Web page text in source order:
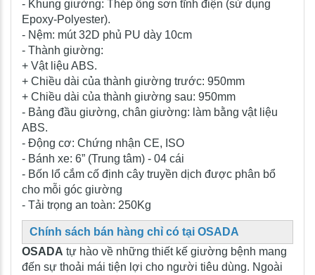
- Khung giường: Thép ống sơn tĩnh điện (sử dụng
Epoxy-Polyester).
- Nệm: mút 32D phủ PU dày 10cm
- Thành giường:
+ Vật liệu ABS.
+ Chiều dài của thành giường trước: 950mm
+ Chiều dài của thành giường sau: 950mm
- Bảng đầu giường, chân giường: làm bằng vật liệu
ABS.
- Động cơ: Chứng nhận CE, ISO
- Bánh xe: 6” (Trung tâm) - 04 cái
- Bốn lổ cắm cố định cây truyền dịch được phân bổ
cho mỗi góc giường
- Tải trọng an toàn: 250Kg
Chính sách bán hàng chỉ có tại OSADA
OSADA tự hào về những thiết kế giường bệnh mang
đến sự thoải mái tiện lợi cho người tiêu dùng. Ngoài